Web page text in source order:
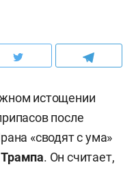
истощении
после
«сводят с ума»
. Он считает,